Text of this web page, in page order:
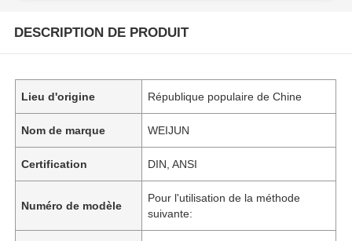
DESCRIPTION DE PRODUIT
Lieu d'origine République populaire de Chine
Nom de marque WEIJUN
Certification DIN, ANSI
Numéro de modèle
Pour l'utilisation de la méthode
suivante: